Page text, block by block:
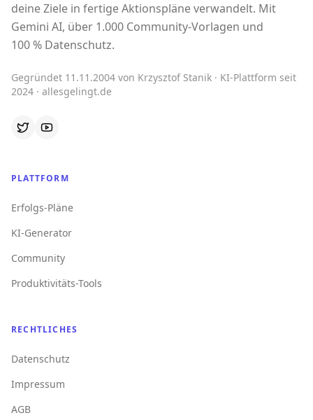
deine Ziele in fertige Aktionspläne verwandelt. Mit
Gemini AI, über 1.000 Community-Vorlagen und
100 % Datenschutz.
Gegründet 11.11.2004 von Krzysztof Stanik · KI-Plattform seit
2024 · allesgelingt.de
PLATTFORM
Erfolgs-Pläne
KI-Generator
Community
Produktivitäts-Tools
RECHTLICHES
Datenschutz
Impressum
AGB